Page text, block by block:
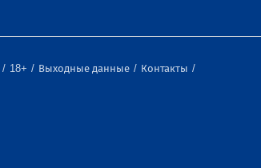
18+ Выходные данные
Контакты